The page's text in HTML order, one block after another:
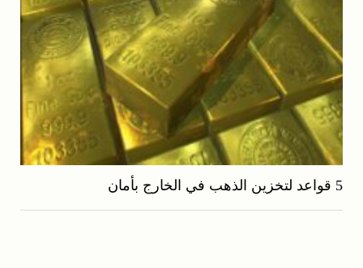
5 قواعد لتخزين الذهب في الخارج بأمان